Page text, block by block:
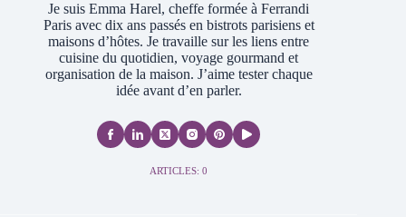
Je suis Emma Harel, cheffe formée à Ferrandi
Paris avec dix ans passés en bistrots parisiens et
maisons d’hôtes. Je travaille sur les liens entre
cuisine du quotidien, voyage gourmand et
organisation de la maison. J’aime tester chaque
idée avant d’en parler.
ARTICLES: 0